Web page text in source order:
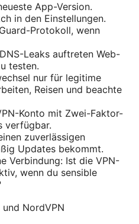
App-Version.
in den Einstellungen.
Protokoll, wenn
Leaks auftreten Web-
testen.
nur für legitime
Reisen und beachte
Konto mit Zwei-Faktor-
verfügbar.
zuverlässigen
Updates bekommt.
Verbindung: Ist die VPN-
wenn du sensible
NordVPN